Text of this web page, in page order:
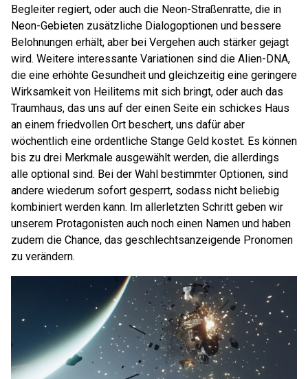
Begleiter regiert, oder auch die Neon-Straßenratte, die in
Neon-Gebieten zusätzliche Dialogoptionen und bessere
Belohnungen erhält, aber bei Vergehen auch stärker gejagt
wird. Weitere interessante Variationen sind die Alien-DNA,
die eine erhöhte Gesundheit und gleichzeitig eine geringere
Wirksamkeit von Heilitems mit sich bringt, oder auch das
Traumhaus, das uns auf der einen Seite ein schickes Haus
an einem friedvollen Ort beschert, uns dafür aber
wöchentlich eine ordentliche Stange Geld kostet. Es können
bis zu drei Merkmale ausgewählt werden, die allerdings
alle optional sind. Bei der Wahl bestimmter Optionen, sind
andere wiederum sofort gesperrt, sodass nicht beliebig
kombiniert werden kann. Im allerletzten Schritt geben wir
unserem Protagonisten auch noch einen Namen und haben
zudem die Chance, das geschlechtsanzeigende Pronomen
zu verändern.